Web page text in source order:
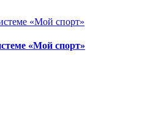
«Мой спорт»